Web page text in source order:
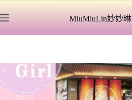
至
MiuMiuLin妙妙琳